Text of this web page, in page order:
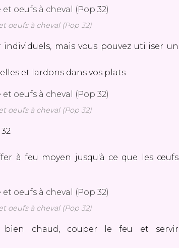
oeufs à cheval (Pop 32)
mais vous pouvez utiliser un
et lardons dans vos plats
oeufs à cheval (Pop 32)
à feu moyen jusqu'à ce que les œufs
oeufs à cheval (Pop 32)
chaud, couper le feu et servir